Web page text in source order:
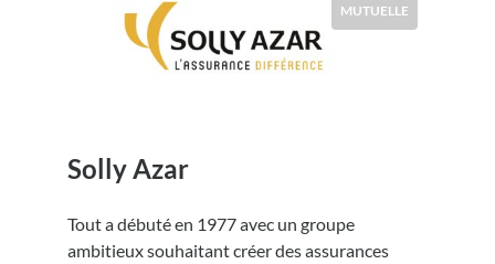
MUTUELLE
Solly Azar
Tout a débuté en 1977 avec un groupe
ambitieux souhaitant créer des assurances